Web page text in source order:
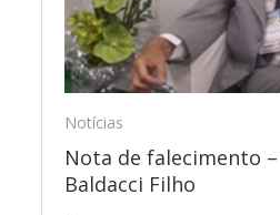
Notícias
Nota de falecimento
Baldacci Filho